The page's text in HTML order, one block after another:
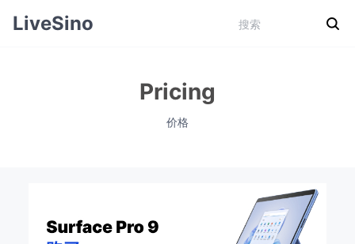
LiveSino
Pricing
价格